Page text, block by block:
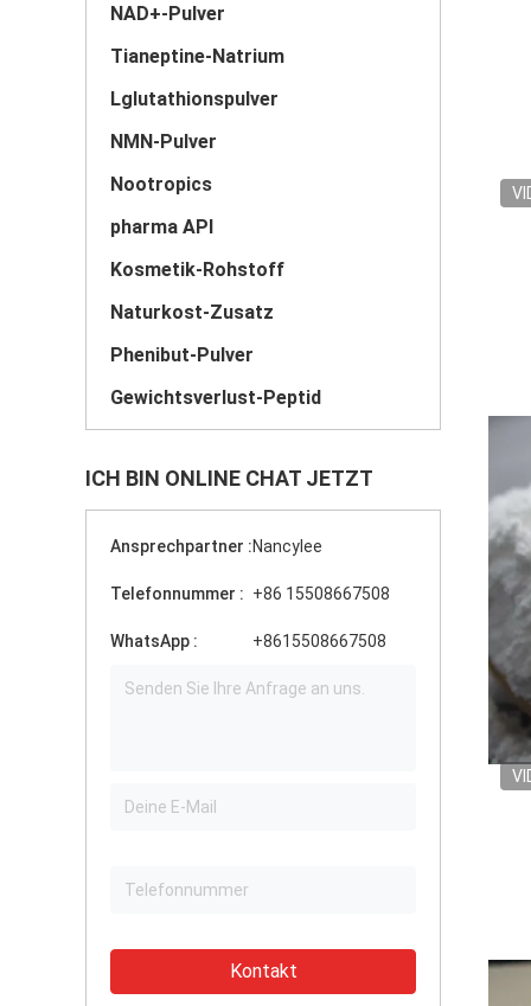
NAD+-Pulver
Tianeptine-Natrium
Lglutathionspulver
NMN-Pulver
Nootropics
pharma API
Kosmetik-Rohstoff
Naturkost-Zusatz
Phenibut-Pulver
Gewichtsverlust-Peptid
ICH BIN ONLINE CHAT JETZT
Ansprechpartner :Nancylee
Telefonnummer : +86 15508667508
WhatsApp : +8615508667508
Kontakt